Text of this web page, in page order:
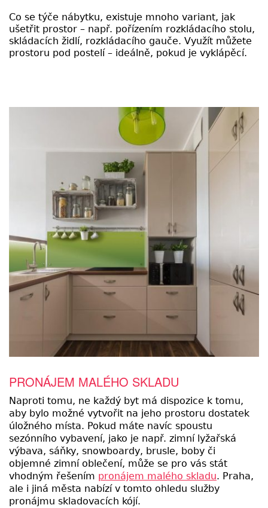
Co se týče nábytku, existuje mnoho variant, jak
ušetřit prostor – např. pořízením rozkládacího stolu,
skládacích židlí, rozkládacího gauče. Využít můžete
prostoru pod postelí – ideálně, pokud je vyklápěcí.
PRONÁJEM MALÉHO SKLADU
Naproti tomu, ne každý byt má dispozice k tomu,
aby bylo možné vytvořit na jeho prostoru dostatek
úložného místa. Pokud máte navíc spoustu
sezónního vybavení, jako je např. zimní lyžařská
výbava, sáňky, snowboardy, brusle, boby či
objemné zimní oblečení, může se pro vás stát
vhodným řešením pronájem malého skladu. Praha,
ale i jiná města nabízí v tomto ohledu služby
pronájmu skladovacích kójí.